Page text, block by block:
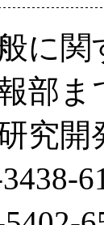
般に
部
究